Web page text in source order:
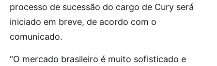
processo de sucessão do cargo de Cury será
iniciado em breve, de acordo com o
comunicado.
“O mercado brasileiro é muito sofisticado e